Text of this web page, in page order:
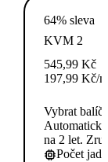
64% sleva
KVM 2
545,99 Kč
197,99 Kč/
Vybrat
na 2 let.
Počet